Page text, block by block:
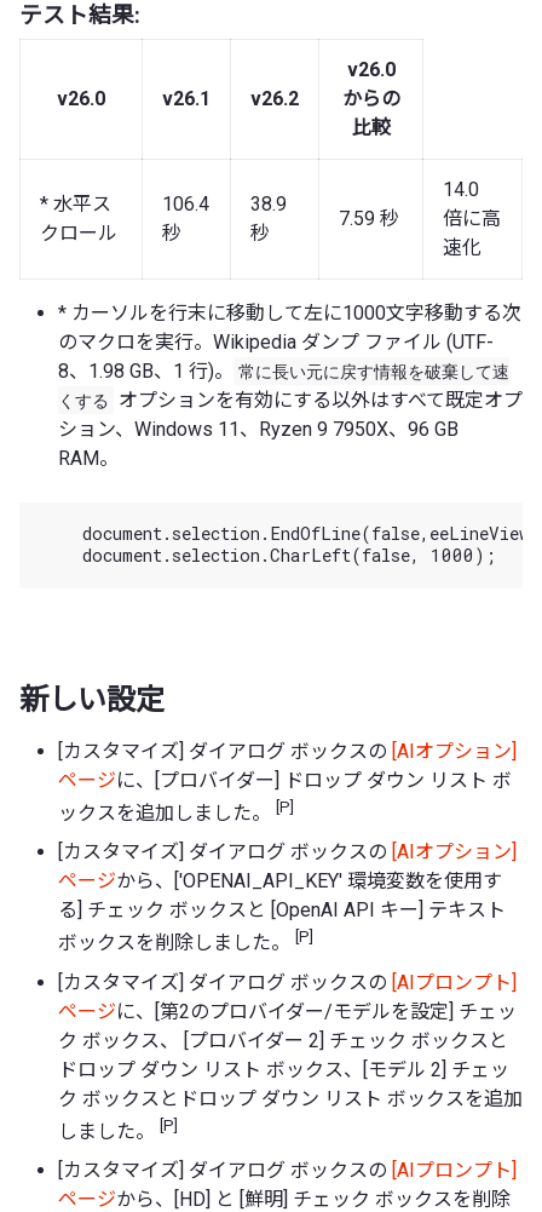
テスト結果:
v26.0 v26.1 v26.2
v26.0
からの
比較
* 水平ス
クロール
106.4
秒
38.9
秒
7.59 秒
14.0
倍に高
速化
* カーソルを行末に移動して左に1000文字移動する次
のマクロを実行。Wikipedia ダンプ ファイル (UTF-
8、1.98 GB、1 行)。
常に長い元に戻す情報を破棄して速
くする オプションを有効にする以外はすべて既定オプ
ション、Windows 11、Ryzen 9 7950X、96 GB
RAM。
新しい設定
[カスタマイズ] ダイアログ ボックスの [AIオプション]
ページに、[プロバイダー] ドロップ ダウン リスト ボ
ックスを追加しました。
[P]
[カスタマイズ] ダイアログ ボックスの [AIオプション]
ページから、['OPENAI_API_KEY' 環境変数を使用す
る] チェック ボックスと [OpenAI API キー] テキスト
ボックスを削除しました。
[P]
[カスタマイズ] ダイアログ ボックスの [AIプロンプト]
ページに、[第2のプロバイダー/モデルを設定] チェッ
ク ボックス、 [プロバイダー 2] チェック ボックスと
ドロップ ダウン リスト ボックス、[モデル 2] チェッ
ク ボックスとドロップ ダウン リスト ボックスを追加
しました。
[P]
[カスタマイズ] ダイアログ ボックスの [AIプロンプト]
ページから、[HD] と [鮮明] チェック ボックスを削除